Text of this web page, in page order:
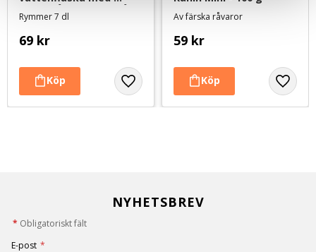
drickskål 700 ml - grå
Rymmer 7 dl
69 kr
Av färska råvaror
59 kr
NYHETSBREV
* Obligatoriskt fält
E-post *